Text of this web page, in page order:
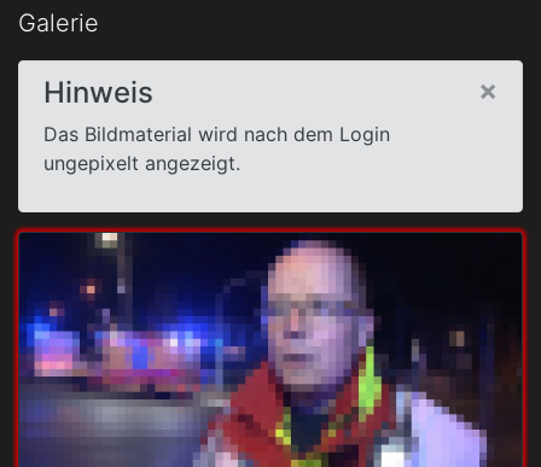
Galerie
Hinweis
Das Bildmaterial wird nach dem Login
ungepixelt angezeigt.
×